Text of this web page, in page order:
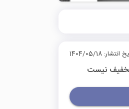
انتشار: 1404/05/18
تخفیف نیست